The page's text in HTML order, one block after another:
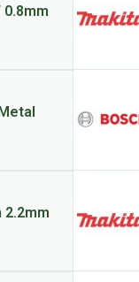
0.8mm
2.2mm